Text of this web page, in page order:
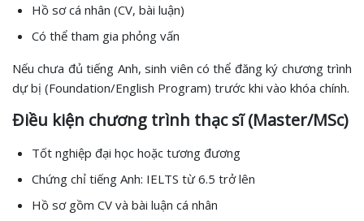
Hồ sơ cá nhân (CV, bài luận)
Có thể tham gia phỏng vấn
Nếu chưa đủ tiếng Anh, sinh viên có thể đăng ký chương trình
dự bị (Foundation/English Program) trước khi vào khóa chính.
Điều kiện chương trình thạc sĩ (Master/MSc)
Tốt nghiệp đại học hoặc tương đương
Chứng chỉ tiếng Anh: IELTS từ 6.5 trở lên
Hồ sơ gồm CV và bài luận cá nhân